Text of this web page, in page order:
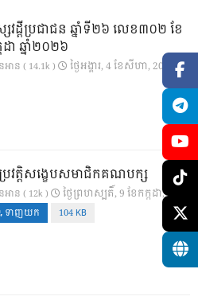
វដ្តីប្រជាជន ឆ្នាំទី២៦ លេខ៣០២ ខែ
ដា ឆ្នាំ២០២៦
អាន ( 14.1k ) ថ្ងៃ​អង្គារ, 4 ខែ​សីហា, 2026
រវត្តិសង្ខេបសមាជិកគណបក្ស
អាន ( 12k ) ថ្ងៃ​ព្រហស្បតិ៍, 9 ខែ​កក្កដា, 2026
ទាញយក 104 KB